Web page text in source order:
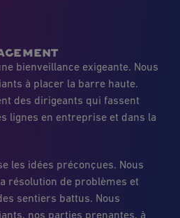
bienveillance exigeante. Nous
à placer la barre haute.
des dirigeants qui fassent
lignes en entreprise et dans la
les idées préconçues. Nous
résolution de problèmes et
sentiers battus. Nous